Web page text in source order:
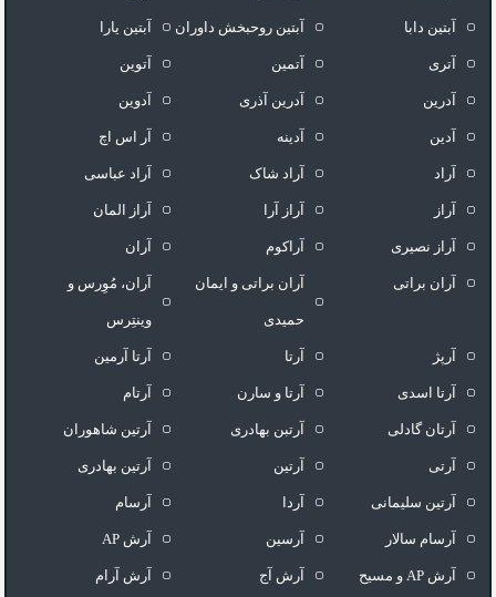
آبتین دابا آبتین روحبخش داوران آبتین یارا
آتری آتمین آتوین
آدرین آدرین آذری آدوین
آدین آدینه آر اس اچ
آراد آراد شاک آراد عباسی
آراز آراز آرا آراز المان
آراز نصیری آراکوم آران
آران براتی آران براتی و ایمان
حمیدی
آران، مُوِرس و
وینتِرس
آرپژ آرتا آرتا آرمین
آرتا اسدی آرتا و سارن آرتام
آرتان گادلی آرتبن بهادری آرتين شاهوران
آرتی آرتین آرتین بهادری
آرتین سلیمانی آردا آرسام
آرسام سالار آرسین آرش AP
آرش AP و مسیح آرش آج آرش آرام